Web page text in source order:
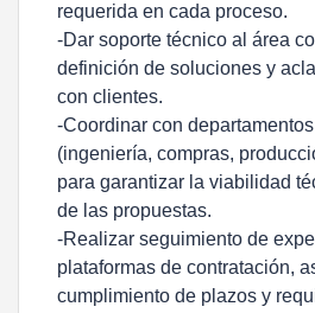
requerida en cada proceso.
-Dar soporte técnico al área
definición de soluciones y
con clientes.
-Coordinar con
(ingeniería, compras,
para garantizar la viabilidad
de las propuestas.
-Realizar seguimiento de
plataformas de contratación,
cumplimiento de plazos y